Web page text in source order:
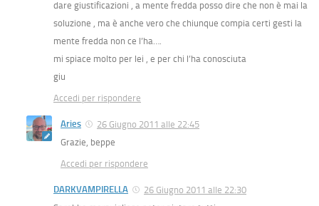
dare giustificazioni , a mente fredda posso dire che non è mai la
soluzione , ma è anche vero che chiunque compia certi gesti la
mente fredda non ce l’ha….
mi spiace molto per lei , e per chi l’ha conosciuta
giu
Accedi per rispondere
Aries
26 Giugno 2011 alle 22:45
Grazie, beppe
Accedi per rispondere
DARKVAMPIRELLA
26 Giugno 2011 alle 22:30